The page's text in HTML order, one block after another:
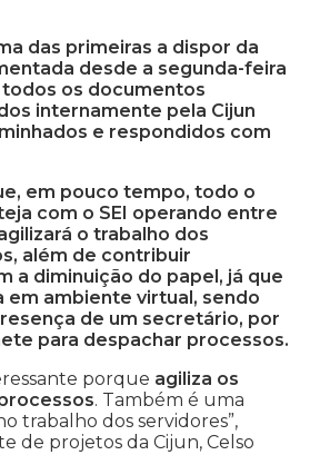
das primeiras a dispor da
desde a segunda-feira
todos os documentos
internamente pela Cijun
e respondidos com
em pouco tempo, todo o
com o SEI operando entre
o trabalho dos
além de contribuir
a diminuição do papel, já que
em ambiente virtual, sendo
de um secretário, por
para despachar processos.
porque agiliza os
. Também é uma
trabalho dos servidores”,
de projetos da Cijun, Celso